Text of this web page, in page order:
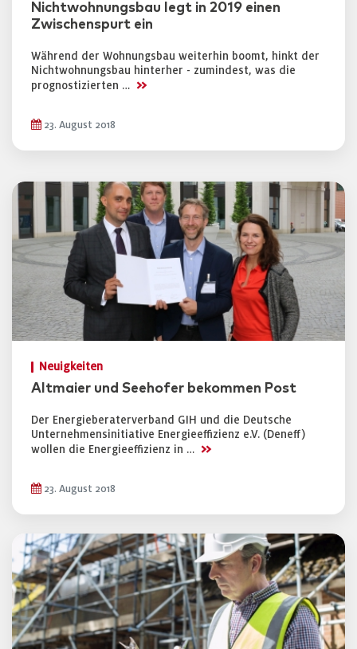
Nichtwohnungsbau legt in 2019 einen
Zwischenspurt ein
Während der Wohnungsbau weiterhin boomt, hinkt der
Nichtwohnungsbau hinterher - zumindest, was die
prognostizierten … >>
23. August 2018
Neuigkeiten
Altmaier und Seehofer bekommen Post
Der Energieberaterverband GIH und die Deutsche
Unternehmensinitiative Energieeffizienz e.V. (Deneff)
wollen die Energieeffizienz in … >>
23. August 2018